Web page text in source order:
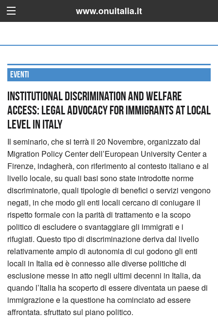
www.onuitalia.it
Eventi
Institutional discrimination and welfare
access: legal advocacy for immigrants at local
level in Italy
Il seminario, che si terrà il 20 Novembre, organizzato dal
Migration Policy Center dell’European University Center a
Firenze, indagherà, con riferimento al contesto italiano e al
livello locale, su quali basi sono state introdotte norme
discriminatorie, quali tipologie di benefici o servizi vengono
negati, in che modo gli enti locali cercano di coniugare il
rispetto formale con la parità di trattamento e la scopo
politico di escludere o svantaggiare gli immigrati e i
rifugiati. Questo tipo di discriminazione deriva dal livello
relativamente ampio di autonomia di cui godono gli enti
locali in Italia ed è connesso alle diverse politiche di
esclusione messe in atto negli ultimi decenni in Italia, da
quando l’Italia ha scoperto di essere diventata un paese di
immigrazione e la questione ha cominciato ad essere
affrontata. sfruttato sul piano politico.